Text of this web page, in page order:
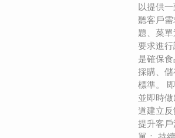
以提供
聽客戶
題、菜
要求進
是確保
採購、
標準。
並即時
道建立
提升客